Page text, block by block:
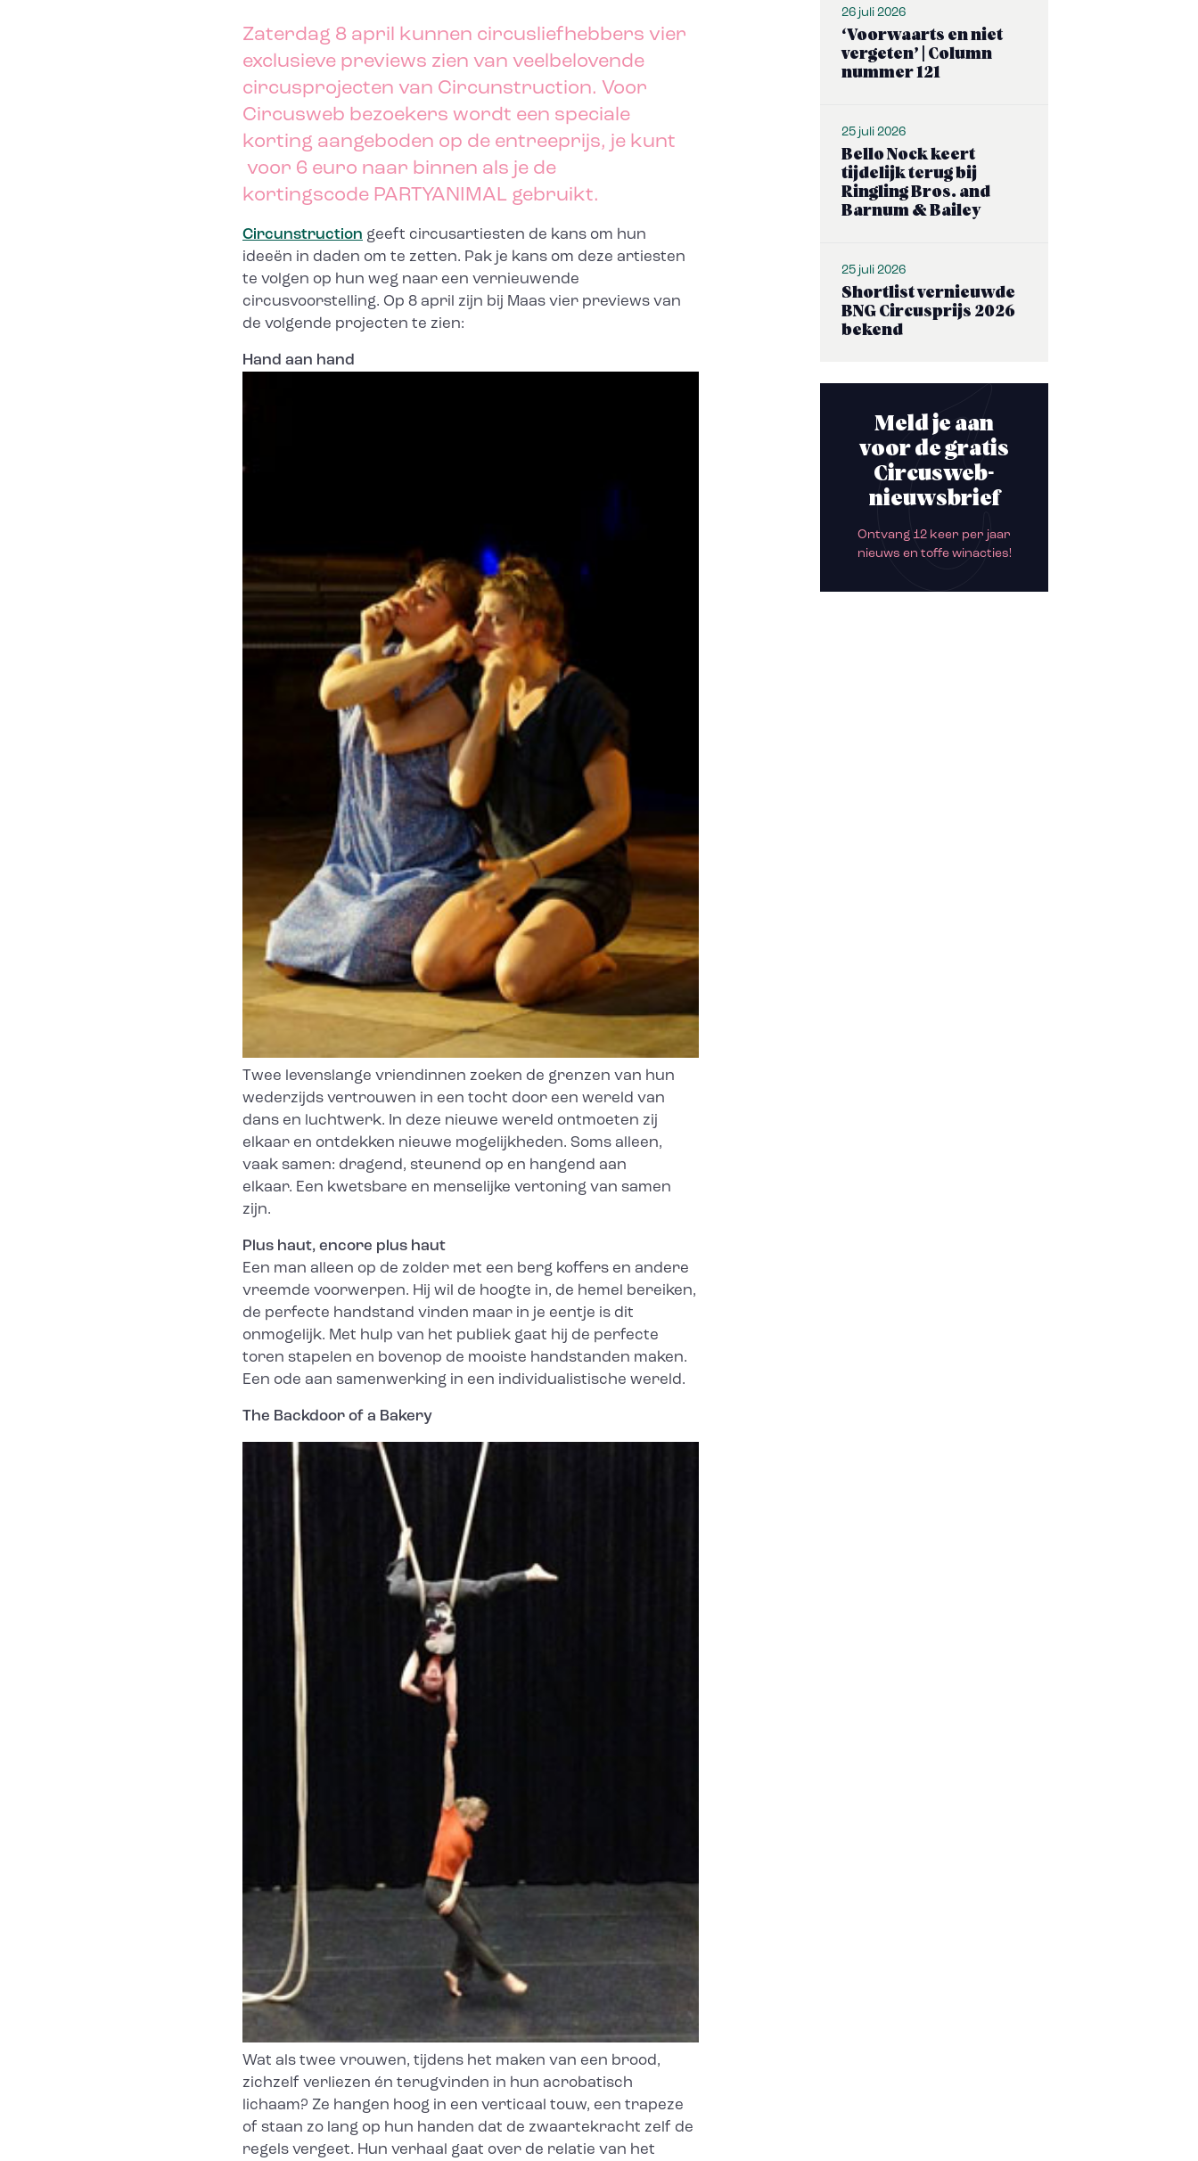
Zaterdag 8 april kunnen circusliefhebbers vier
exclusieve previews zien van veelbelovende
circusprojecten van Circunstruction. Voor
Circusweb bezoekers wordt een speciale
korting aangeboden op de entreeprijs, je kunt
voor 6 euro naar binnen als je de
kortingscode PARTYANIMAL gebruikt.
Circunstruction geeft circusartiesten de kans om hun
ideeën in daden om te zetten. Pak je kans om deze artiesten
te volgen op hun weg naar een vernieuwende
circusvoorstelling. Op 8 april zijn bij Maas vier previews van
de volgende projecten te zien:
Hand aan hand
Twee levenslange vriendinnen zoeken de grenzen van hun
wederzijds vertrouwen in een tocht door een wereld van
dans en luchtwerk. In deze nieuwe wereld ontmoeten zij
elkaar en ontdekken nieuwe mogelijkheden. Soms alleen,
vaak samen: dragend, steunend op en hangend aan
elkaar. Een kwetsbare en menselijke vertoning van samen
zijn.
Plus haut, encore plus haut
Een man alleen op de zolder met een berg koffers en andere
vreemde voorwerpen. Hij wil de hoogte in, de hemel bereiken,
de perfecte handstand vinden maar in je eentje is dit
onmogelijk. Met hulp van het publiek gaat hij de perfecte
toren stapelen en bovenop de mooiste handstanden maken.
Een ode aan samenwerking in een individualistische wereld.
The Backdoor of a Bakery
Wat als twee vrouwen, tijdens het maken van een brood,
zichzelf verliezen én terugvinden in hun acrobatisch
lichaam? Ze hangen hoog in een verticaal touw, een trapeze
of staan zo lang op hun handen dat de zwaartekracht zelf de
regels vergeet. Hun verhaal gaat over de relatie van het
26 juli 2026
‘Voorwaarts en niet
vergeten’ | Column
nummer 121
25 juli 2026
Bello Nock keert
tijdelijk terug bij
Ringling Bros. and
Barnum & Bailey
25 juli 2026
Shortlist vernieuwde
BNG Circusprijs 2026
bekend
Meld je aan
voor de gratis
Circusweb-
nieuwsbrief
Ontvang 12 keer per jaar
nieuws en toffe winacties!